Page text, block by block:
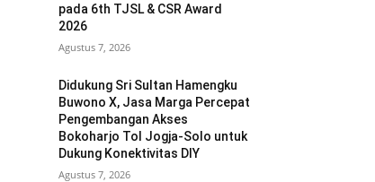
pada 6th TJSL & CSR Award
2026
Agustus 7, 2026
Didukung Sri Sultan Hamengku
Buwono X, Jasa Marga Percepat
Pengembangan Akses
Bokoharjo Tol Jogja-Solo untuk
Dukung Konektivitas DIY
Agustus 7, 2026